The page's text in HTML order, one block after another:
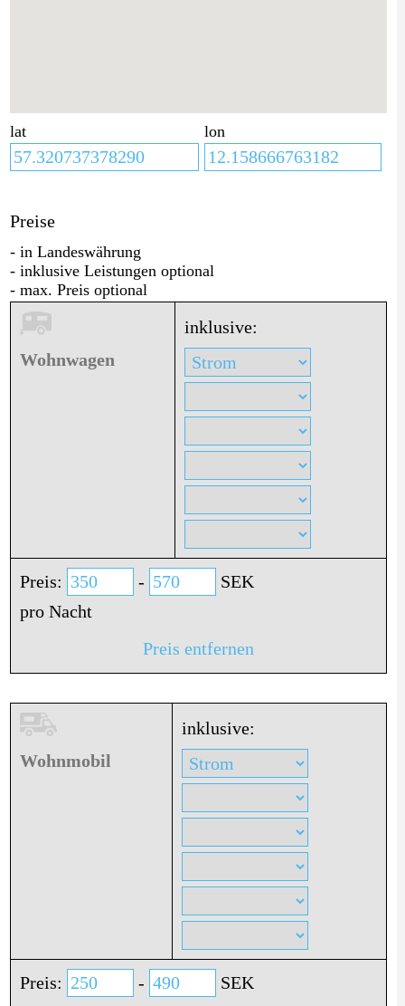
lat lon
Preise
- in Landeswährung
- inklusive Leistungen optional
- max. Preis optional
Wohnwagen
inklusive:
Preis: -
SEK
pro Nacht
Preis entfernen
Wohnmobil
inklusive:
Preis: -
SEK